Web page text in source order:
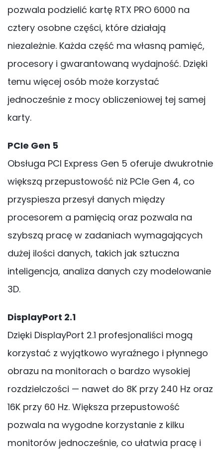
pozwala podzielić kartę RTX PRO 6000 na
cztery osobne części, które działają
niezależnie. Każda część ma własną pamięć,
procesory i gwarantowaną wydajność. Dzięki
temu więcej osób może korzystać
jednocześnie z mocy obliczeniowej tej samej
karty.
PCIe Gen 5
Obsługa PCI Express Gen 5 oferuje dwukrotnie
większą przepustowość niż PCIe Gen 4, co
przyspiesza przesył danych między
procesorem a pamięcią oraz pozwala na
szybszą pracę w zadaniach wymagających
dużej ilości danych, takich jak sztuczna
inteligencja, analiza danych czy modelowanie
3D.
DisplayPort 2.1
Dzięki DisplayPort 2.1 profesjonaliści mogą
korzystać z wyjątkowo wyraźnego i płynnego
obrazu na monitorach o bardzo wysokiej
rozdzielczości — nawet do 8K przy 240 Hz oraz
16K przy 60 Hz. Większa przepustowość
pozwala na wygodne korzystanie z kilku
monitorów jednocześnie, co ułatwia pracę i